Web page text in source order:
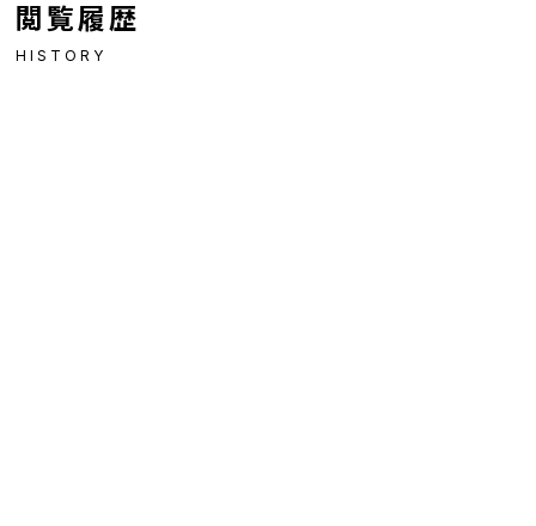
閲覧履歴
HISTORY